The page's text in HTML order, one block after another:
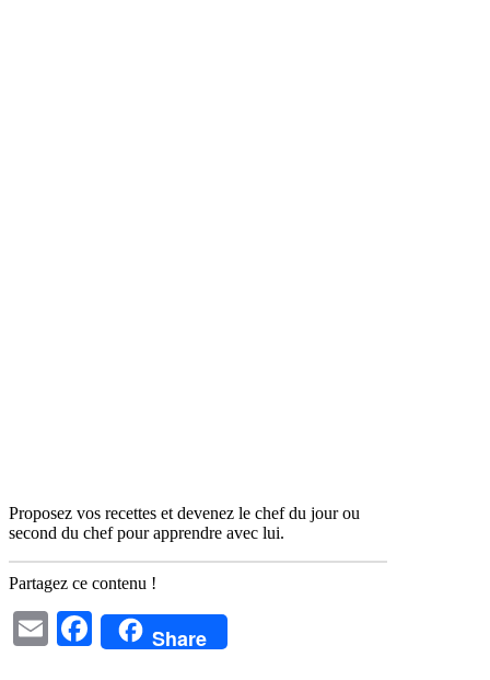
Proposez vos recettes et devenez le chef du jourou
second du chef pour apprendre avec lui.
Partagez ce contenu !
EmailFacebook
Share